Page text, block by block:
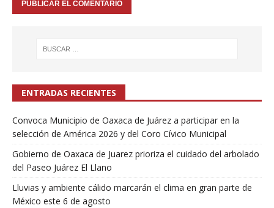
ENTRADAS RECIENTES
Convoca Municipio de Oaxaca de Juárez a participar en la
selección de América 2026 y del Coro Cívico Municipal
Gobierno de Oaxaca de Juarez prioriza el cuidado del arbolado
del Paseo Juárez El Llano
Lluvias y ambiente cálido marcarán el clima en gran parte de
México este 6 de agosto